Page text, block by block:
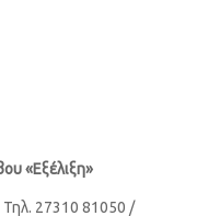
«Εξέλιξη»
27310 81050 /